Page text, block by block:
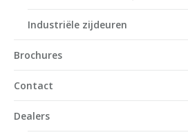
Industriële zijdeuren
Brochures
Contact
Dealers